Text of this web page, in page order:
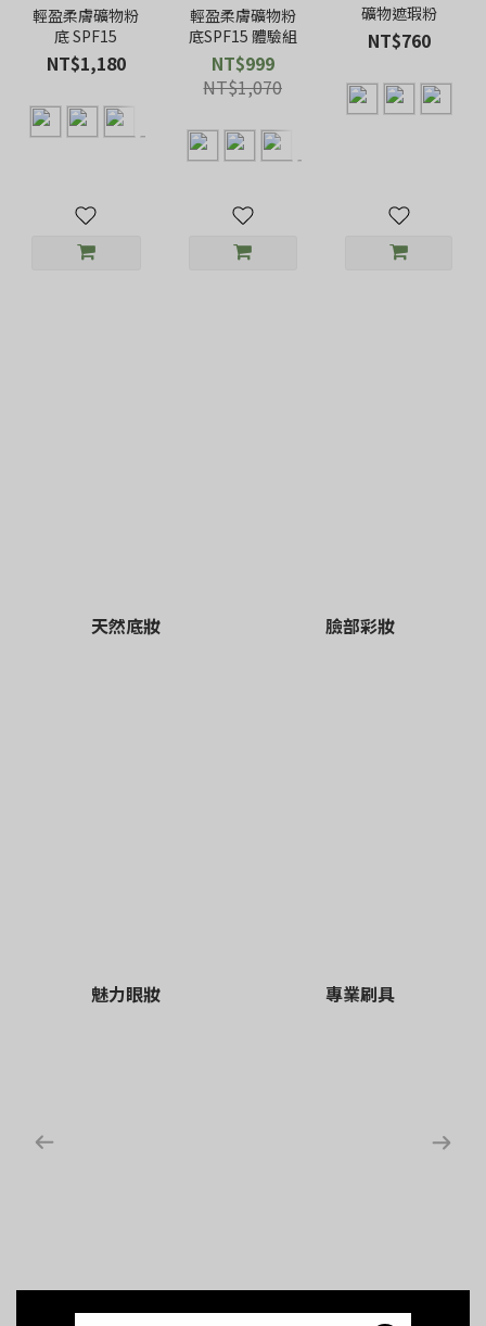
輕盈柔膚礦物粉
底 SPF15
NT$1,180
輕盈柔膚礦物粉
底SPF15 體驗組
NT$999
NT$1,070
礦物遮瑕粉
NT$760
天然底妝 臉部彩妝
魅力眼妝 專業刷具